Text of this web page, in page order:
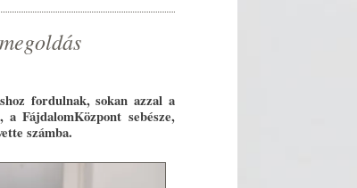
fordulnak, sokan azzal a
FájdalomKözpont sebésze,
számba.